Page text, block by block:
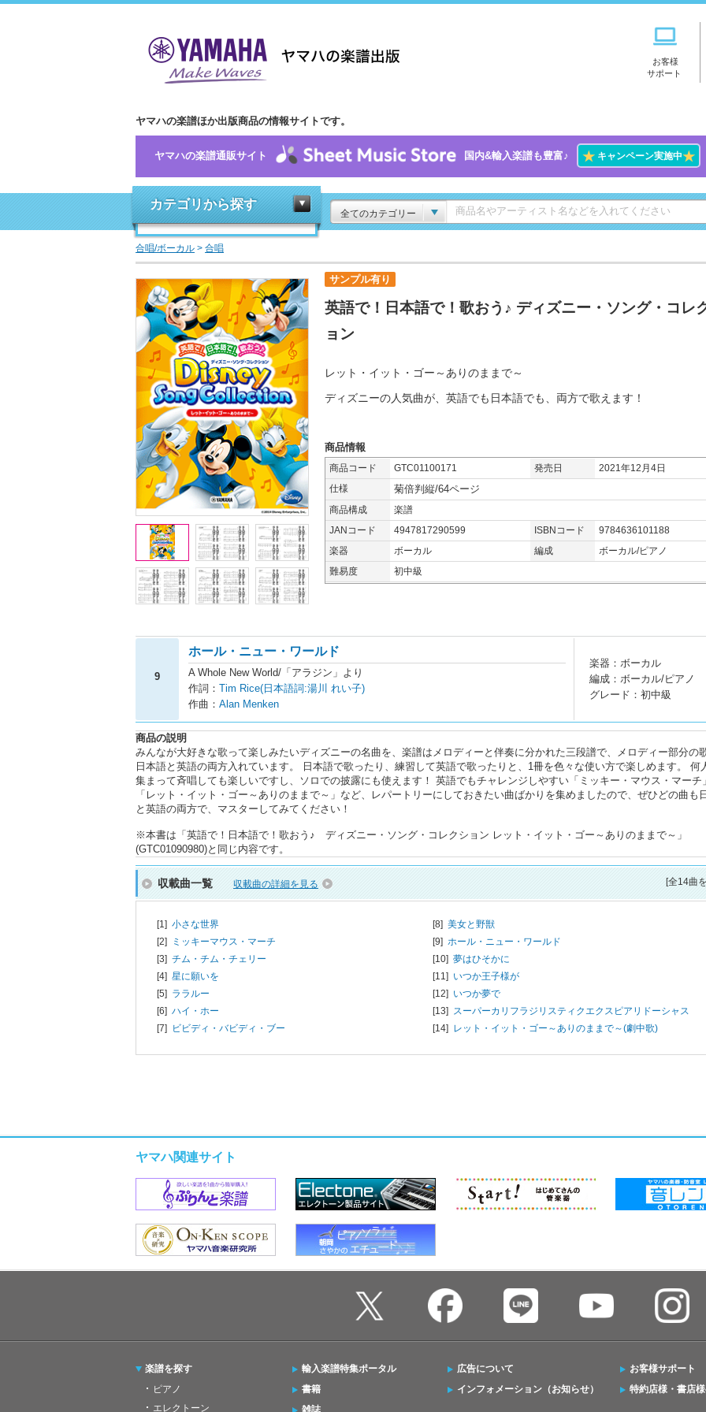
お客様
サポート
ヤマハの楽譜ほか出版商品の情報サイトです。
ヤマハの楽譜通販サイト 国内&輸入楽譜も豊富♪ ★キャンペーン実施中★
カテゴリから探す
全てのカテゴリー
合唱/ボーカル > 合唱
サンプル有り
英語で！日本語で！歌おう♪ ディズニー・ソング・コレ
ョン
レット・イット・ゴー～ありのままで～
ディズニーの人気曲が、英語でも日本語でも、両方で歌えます！
商品情報
商品コード GTC01100171 発売日
2021年12月4日
仕様
菊倍判縦/64ページ
商品構成
楽譜
JANコード
4947817290599 ISBNコード
9784636101188
楽器
ボーカル 編成
ボーカル/ピアノ
難易度
初中級
9
ホール・ニュー・ワールド
A Whole New World/「アラジン」より
作詞： Tim Rice(日本語詞:湯川 れい子)
作曲： Alan Menken
楽器：ボーカル
編成：ボーカル/ピアノ
グレード：初中級
商品の説明
みんなが大好きな歌って楽しみたいディズニーの名曲を、楽譜はメロディーと伴奏に分かれた三段譜で、メロディー部分の
日本語と英語の両方入れています。 日本語で歌ったり、練習して英語で歌ったりと、1冊を色々な使い方で楽しめます。 何
集まって斉唱しても楽しいですし、ソロでの披露にも使えます！ 英語でもチャレンジしやすい「ミッキー・マウス・マーチ
「レット・イット・ゴー～ありのままで～」など、レパートリーにしておきたい曲ばかりを集めましたので、ぜひどの曲も
と英語の両方で、マスターしてみてください！
※本書は「英語で！日本語で！歌おう♪ ディズニー・ソング・コレクション レット・イット・ゴー～ありのままで～」
(GTC01090980)と同じ内容です。
収載曲一覧 収載曲の詳細を見る [全14曲
[1] 小さな世界
[2]
ミッキーマウス・マーチ
[3] チム・チム・チェリー
[4] 星に願いを
[5] ララルー
[6] ハイ・ホー
[7] ビビディ・バビディ・ブー
[8] 美女と野獣
[9] ホール・ニュー・ワールド
[10] 夢はひそかに
[11] いつか王子様が
[12] いつか夢で
[13] スーパーカリフラジリスティクエクスピアリドーシャス
[14] レット・イット・ゴー～ありのままで～(劇中歌)
ヤマハ関連サイト
楽譜を探す
ピアノ
エレクトーン
輸入楽譜特集ポータル
書籍
雑誌
広告について
インフォメーション（お知らせ）
お客様サポート
特約店様・書店